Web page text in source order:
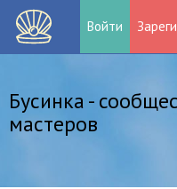
Войти
Бусинка -
мастеров